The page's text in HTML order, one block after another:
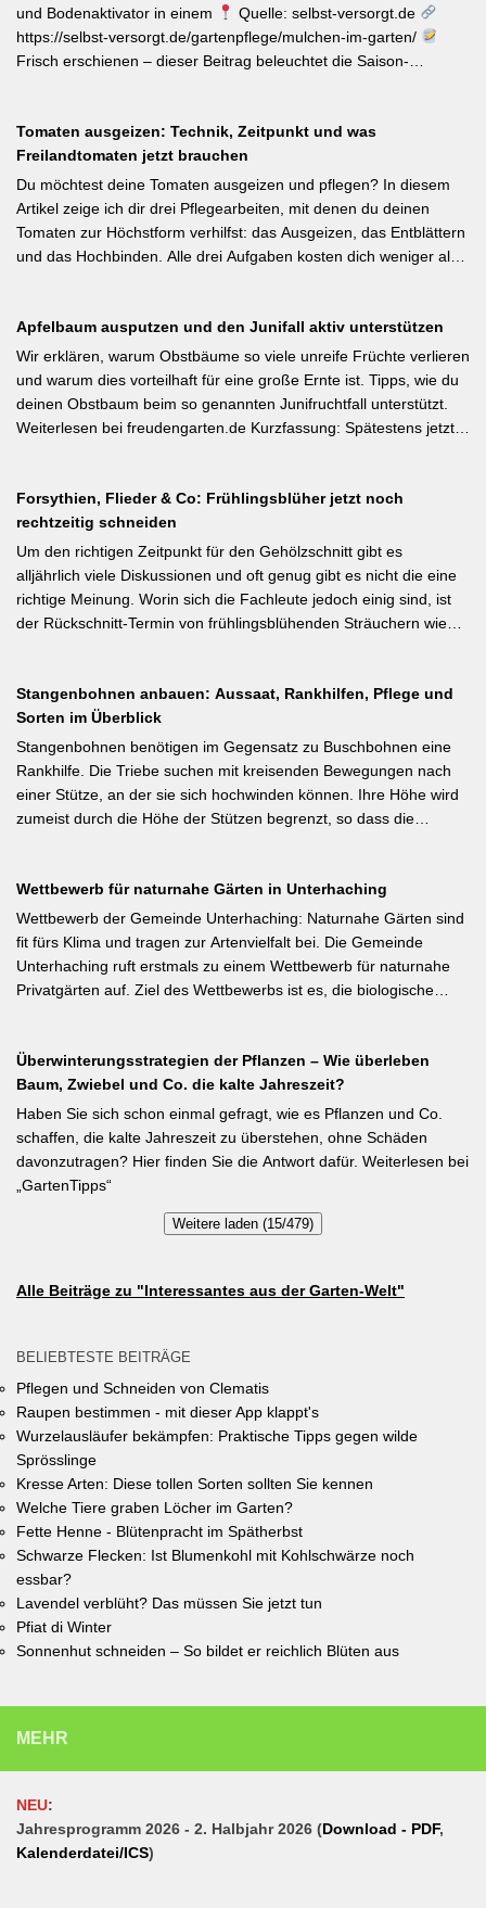
Pestizide sind die entscheidenden Stellschrauben. Ein
motivierender Impuls für jeden GBV-Garten. [Thema-Tag:
#Biodiversität #Gartengestaltung #Naturnahergarten]
und Bodenaktivator in einem
Quelle: selbst-versorgt.de
https://selbst-versorgt.de/gartenpflege/mulchen-im-garten/
Frisch erschienen – dieser Beitrag beleuchtet die Saison-
Austrocknung. Die ideale Schichtdicke liegt bei 5–10 cm, immer
mit Abstand zum Pflanzenstamm, um Fäulnis zu vermeiden.
Besonders wertvoll: Häufige Fehler wie zu dicke Schichten oder
die Verwendung von frischem Rasenschnitt als alleiniges Material
werden klar benannt. [Thema-Tag: #Bodenpflege #Mulchen
#BiologischerGartenbau]
Tomaten ausgeizen: Technik, Zeitpunkt und was
Freilandtomaten jetzt brauchen
Du möchtest deine Tomaten ausgeizen und pflegen? In diesem
Artikel zeige ich dir drei Pflegearbeiten, mit denen du deinen
Tomaten zur Höchstform verhilfst: das Ausgeizen, das Entblättern
und das Hochbinden. Alle drei Aufgaben kosten dich weniger als
Tomatenkrankheit Braunfäule vorbeugst. Weiterlesen bei
Wurzelwerk – Gartenwissen von Profis Kurzfassung: Ein bildreich
illustrierter Praxis-Leitfaden: Das Ausgeizen beginnt direkt nach
dem Auspflanzen und sollte wöchentlich wiederholt werden.
Geiztriebe morgens entfernen, damit Wunden rasch abtrocknen.
interessant: Der Artikel diskutiert, wann bei Freilandtomaten das
Ausgeizen kontraproduktiv ist – etwa bei buschigen Sorten, die
von Seitentrieben profitieren.
Apfelbaum ausputzen und den Junifall aktiv unterstützen
Wir erklären, warum Obstbäume so viele unreife Früchte verlieren
und warum dies vorteilhaft für eine große Ernte ist. Tipps, wie du
deinen Obstbaum beim so genannten Junifruchtfall unterstützt.
Weiterlesen bei freudengarten.de Kurzfassung: Spätestens jetzt –
% der Blüten werden zu Früchten, ein rechtzeitiges Eingreifen vor
dem Junifall beugt der Alternanz (Abwechslung von
Ertragsjahren) vor. Für Äpfel und Birnen gilt: max. zwei kräftige
Früchte pro Fruchtbüschel, Abstand mindestens eine Handbreit.
Früchte in Schattenzonen vollständig entfernen.
Forsythien, Flieder & Co: Frühlingsblüher jetzt noch
rechtzeitig schneiden
Um den richtigen Zeitpunkt für den Gehölzschnitt gibt es
alljährlich viele Diskussionen und oft genug gibt es nicht die eine
richtige Meinung. Worin sich die Fachleute jedoch einig sind, ist
der Rückschnitt-Termin von frühlingsblühenden Sträuchern wie
Flieder und Zierkirsche bilden ihre Blütenknospen für das nächste
Jahr im Sommer. Der Schnitt direkt nach der Blüte (bei Flieder:
sofort nach dem Verblühen!) ist die letzte Chance – wer jetzt noch
nicht geschnitten hat, sollte spätestens in den nächsten zwei
Wochen ran. Das Grundprinzip: Überflüssige alte Triebe
bodennah entfernen, damit das neue Holz ausreifen kann.
Stangenbohnen anbauen: Aussaat, Rankhilfen, Pflege und
Sorten im Überblick
Stangenbohnen benötigen im Gegensatz zu Buschbohnen eine
Rankhilfe. Die Triebe suchen mit kreisenden Bewegungen nach
einer Stütze, an der sie sich hochwinden können. Ihre Höhe wird
zumeist durch die Höhe der Stützen begrenzt, so dass die
Weiterlesen bei meine-ernte.de Kurzfassung: Bis Mitte Juni ist die
Aussaat von Stangenbohnen direkt ins Freiland noch problemlos
möglich. Samen über Nacht wässern, 5–6 cm tief setzen,
Pflanzabstand 50 cm. Als Mittelzehrer brauchen Stangenbohnen
im Gegensatz zu Buschbohnen eine moderierte Düngung
der Luft binden – Vorfrucht-Wirkung für das nächste Gartenjahr.
Wettbewerb für naturnahe Gärten in Unterhaching
Wettbewerb der Gemeinde Unterhaching: Naturnahe Gärten sind
fit fürs Klima und tragen zur Artenvielfalt bei. Die Gemeinde
Unterhaching ruft erstmals zu einem Wettbewerb für naturnahe
Privatgärten auf. Ziel des Wettbewerbs ist es, die biologische
Verbesserung des Ortsklimas zu leisten. Warum? Entsiegelte
Flächen helfen… Hitze zu reduzieren Regenwasser besser zu
speichern und das Wohnumfeld insgesamt lebenswerter zu
gestalten. Insgesamt drei Gärten werden prämiert. Insgesamt drei
gleichwertige Sieger werden durch eine Expertenjury, bestehend
aus Vertretern der Gemeinde Unterhaching sowie des
gewinnen gibt es jeweils einen Gutschein von Pflanzen-Kölle
das Anmeldeformular siehe auf den Seiten der Gemeinde
Überwinterungsstrategien der Pflanzen – Wie überleben
Baum, Zwiebel und Co. die kalte Jahreszeit?
Haben Sie sich schon einmal gefragt, wie es Pflanzen und Co.
schaffen, die kalte Jahreszeit zu überstehen, ohne Schäden
davonzutragen? Hier finden Sie die Antwort dafür. Weiterlesen bei
„GartenTipps“
Weitere laden (15/479)
Alle Beiträge zu "Interessantes aus der Garten-Welt"
BELIEBTESTE BEITRÄGE
Pflegen und Schneiden von Clematis
Raupen bestimmen - mit dieser App klappt's
Wurzelausläufer bekämpfen: Praktische Tipps gegen wilde
Sprösslinge
Kresse Arten: Diese tollen Sorten sollten Sie kennen
Welche Tiere graben Löcher im Garten?
Fette Henne - Blütenpracht im Spätherbst
Schwarze Flecken: Ist Blumenkohl mit Kohlschwärze noch
essbar?
Lavendel verblüht? Das müssen Sie jetzt tun
Pfiat di Winter
Sonnenhut schneiden – So bildet er reichlich Blüten aus
MEHR
NEU:
Jahresprogramm 2026 - 2. Halbjahr 2026 (Download - PDF,
Kalenderdatei/ICS)